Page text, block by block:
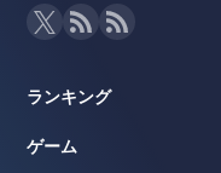
ランキング
ゲーム